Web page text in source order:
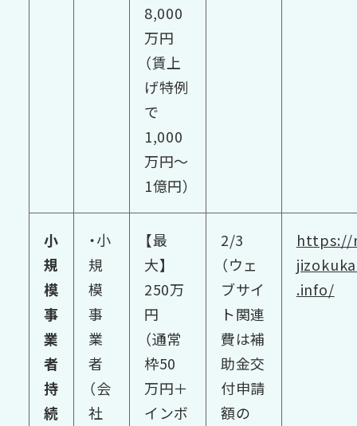
8,000
万円
（賃上
げ特例
で
1,000
万円～
1億円）
小
規
模
事
業
者
持
続
・小
規
模
事
業
者
（会
社
【最
大】
250万
円
（通常
枠50
万円＋
インボ
2/3
（ウェ
ブサイ
ト関連
費は補
助金交
付申請
額の
https://
.info/